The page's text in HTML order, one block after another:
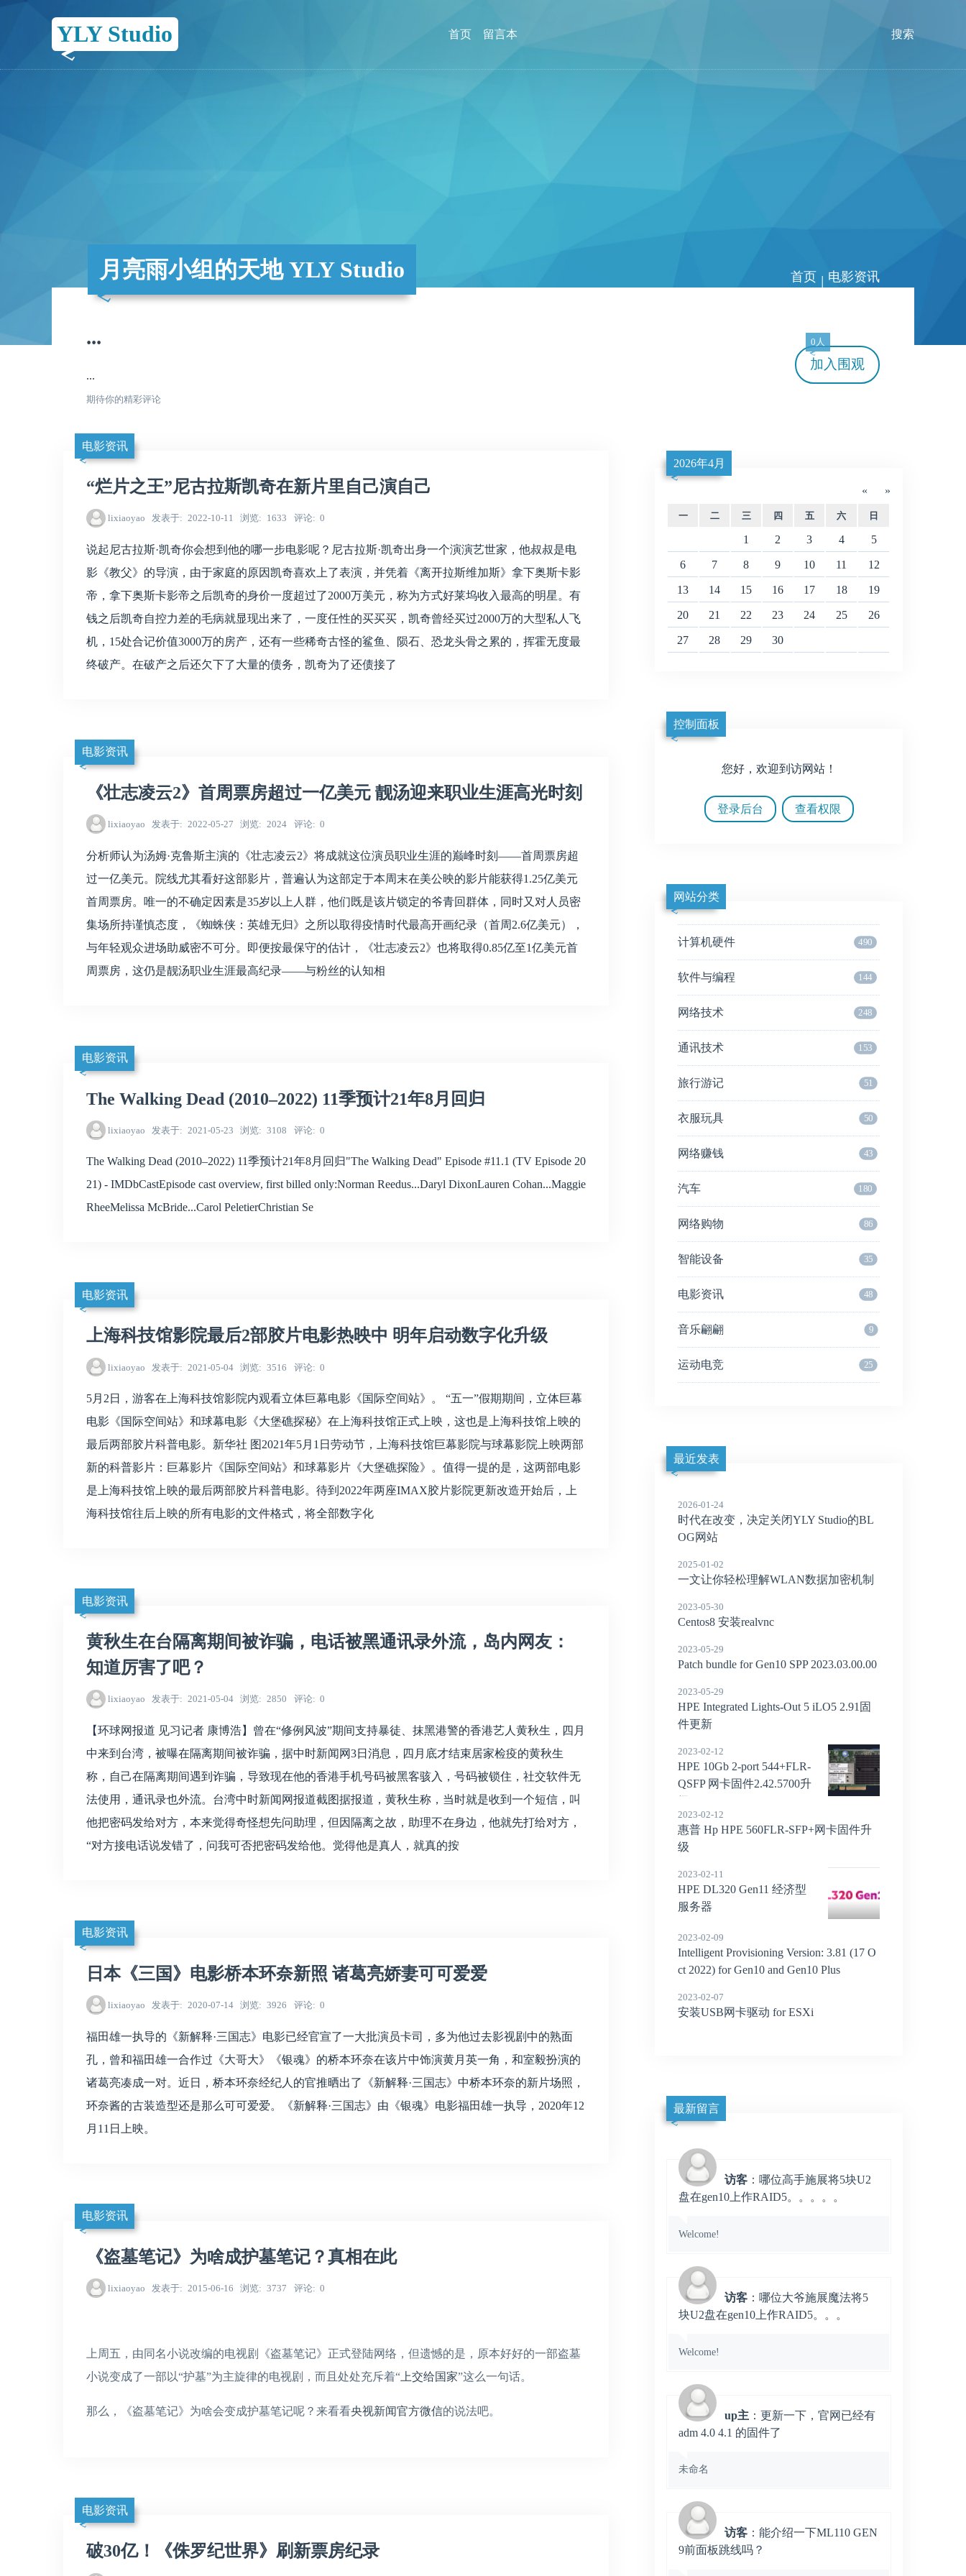
YLY Studio 首页 留言本 搜索
月亮雨小组的天地 YLY Studio 首页 | 电影资讯
...
...
期待你的精彩评论
加入
0人
围观
电影资讯
“烂片之王”尼古拉斯凯奇在新片里自己演自己
lixiaoyao 发表于 2022-10-11 浏览 1633 评论 0
说起尼古拉斯·凯奇你会想到他的哪一步电影呢？尼古拉斯·凯奇出身一个演演艺世家，他叔叔是电
影《教父》的导演，由于家庭的原因凯奇喜欢上了表演，并凭着《离开拉斯维加斯》拿下奥斯卡影
帝，拿下奥斯卡影帝之后凯奇的身价一度超过了2000万美元，称为方式好莱坞收入最高的明星。有
钱之后凯奇自控力差的毛病就显现出来了，一度任性的买买买，凯奇曾经买过2000万的大型私人飞
机，15处合记价值3000万的房产，还有一些稀奇古怪的鲨鱼、陨石、恐龙头骨之累的，挥霍无度最
终破产。在破产之后还欠下了大量的债务，凯奇为了还债接了
电影资讯
《壮志凌云2》首周票房超过一亿美元 靓汤迎来职业生涯高光时刻
lixiaoyao 发表于 2022-05-27 浏览 2024 评论 0
分析师认为汤姆·克鲁斯主演的《壮志凌云2》将成就这位演员职业生涯的巅峰时刻——首周票房超
过一亿美元。院线尤其看好这部影片，普遍认为这部定于本周末在美公映的影片能获得1.25亿美元
首周票房。唯一的不确定因素是35岁以上人群，他们既是该片锁定的爷青回群体，同时又对人员密
集场所持谨慎态度，《蜘蛛侠：英雄无归》之所以取得疫情时代最高开画纪录（首周2.6亿美元），
与年轻观众进场助威密不可分。即便按最保守的估计，《壮志凌云2》也将取得0.85亿至1亿美元首
周票房，这仍是靓汤职业生涯最高纪录——与粉丝的认知相
电影资讯
The Walking Dead (2010–2022) 11季预计21年8月回归
lixiaoyao 发表于 2021-05-23 浏览 3108 评论 0
The Walking Dead (2010–2022) 11季预计21年8月回归"The Walking Dead" Episode #11.1 (TV Episode 20
21) - IMDbCastEpisode cast overview, first billed only:Norman Reedus...Daryl DixonLauren Cohan...Maggie
RheeMelissa McBride...Carol PeletierChristian Se
电影资讯
上海科技馆影院最后2部胶片电影热映中 明年启动数字化升级
lixiaoyao 发表于 2021-05-04 浏览 3516 评论 0
5月2日，游客在上海科技馆影院内观看立体巨幕电影《国际空间站》。 “五一”假期期间，立体巨幕
电影《国际空间站》和球幕电影《大堡礁探秘》在上海科技馆正式上映，这也是上海科技馆上映的
最后两部胶片科普电影。新华社 图2021年5月1日劳动节，上海科技馆巨幕影院与球幕影院上映两部
新的科普影片：巨幕影片《国际空间站》和球幕影片《大堡礁探险》。值得一提的是，这两部电影
是上海科技馆上映的最后两部胶片科普电影。待到2022年两座IMAX胶片影院更新改造开始后，上
海科技馆往后上映的所有电影的文件格式，将全部数字化
电影资讯
黄秋生在台隔离期间被诈骗，电话被黑通讯录外流，岛内网友：
知道厉害了吧？
lixiaoyao 发表于 2021-05-04 浏览 2850 评论 0
【环球网报道 见习记者 康博浩】曾在“修例风波”期间支持暴徒、抹黑港警的香港艺人黄秋生，四月
中来到台湾，被曝在隔离期间被诈骗，据中时新闻网3日消息，四月底才结束居家检疫的黄秋生
称，自己在隔离期间遇到诈骗，导致现在他的香港手机号码被黑客骇入，号码被锁住，社交软件无
法使用，通讯录也外流。台湾中时新闻网报道截图据报道，黄秋生称，当时就是收到一个短信，叫
他把密码发给对方，本来觉得奇怪想先问助理，但因隔离之故，助理不在身边，他就先打给对方，
“对方接电话说发错了，问我可否把密码发给他。觉得他是真人，就真的按
电影资讯
日本《三国》电影桥本环奈新照 诸葛亮娇妻可可爱爱
lixiaoyao 发表于 2020-07-14 浏览 3926 评论 0
福田雄一执导的《新解释·三国志》电影已经官宣了一大批演员卡司，多为他过去影视剧中的熟面
孔，曾和福田雄一合作过《大哥大》《银魂》的桥本环奈在该片中饰演黄月英一角，和室毅扮演的
诸葛亮凑成一对。近日，桥本环奈经纪人的官推晒出了《新解释·三国志》中桥本环奈的新片场照，
环奈酱的古装造型还是那么可可爱爱。《新解释·三国志》由《银魂》电影福田雄一执导，2020年12
月11日上映。
电影资讯
《盗墓笔记》为啥成护墓笔记？真相在此
lixiaoyao 发表于 2015-06-16 浏览 3737 评论 0
上周五，由同名小说改编的电视剧《盗墓笔记》正式登陆网络，但遗憾的是，原本好好的一部盗墓
小说变成了一部以“护墓”为主旋律的电视剧，而且处处充斥着“ 上交给国家”这么一句话。
那么，《盗墓笔记》为啥会变成护墓笔记呢？来看看央视新闻官方微信的说法吧。
电影资讯
破30亿！《侏罗纪世界》刷新票房纪录
«
2026年4月
»
一 二 三 四 五 六 日
1 2 3 4 5
6 7 8 9 10 11 12
13 14 15 16 17 18 19
20 21 22 23 24 25 26
27 28 29 30
控制面板
您好，欢迎到访网站！
登录后台 查看权限
网站分类
计算机硬件 490
软件与编程 144
网络技术 248
通讯技术 153
旅行游记 51
衣服玩具 50
网络赚钱 43
汽车 180
网络购物 86
智能设备 35
电影资讯 48
音乐翩翩 9
运动电竞 25
最近发表
2026-01-24
时代在改变，决定关闭YLY Studio的BL
OG网站
2025-01-02
一文让你轻松理解WLAN数据加密机制
2023-05-30
Centos8 安装realvnc
2023-05-29
Patch bundle for Gen10 SPP 2023.03.00.00
2023-05-29
HPE Integrated Lights-Out 5 iLO5 2.91固
件更新
2023-02-12
HPE 10Gb 2-port 544+FLR-
QSFP 网卡固件2.42.5700升
2023-02-12
惠普 Hp HPE 560FLR-SFP+网卡固件升
级
2023-02-11
HPE DL320 Gen11 经济型
服务器
2023-02-09
Intelligent Provisioning Version: 3.81 (17 O
ct 2022) for Gen10 and Gen10 Plus
2023-02-07
安装USB网卡驱动 for ESXi
最新留言
访客 ：哪位高手施展将5块U2
盘在gen10上作RAID5。。。。。
Welcome!
访客 ：哪位大爷施展魔法将5
块U2盘在gen10上作RAID5。。。
Welcome!
up主 ：更新一下，官网已经有
adm 4.0 4.1 的固件了
未命名
访客 ：能介绍一下ML110 GEN
9前面板跳线吗？